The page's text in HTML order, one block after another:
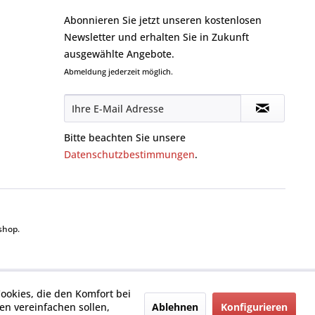
Abonnieren Sie jetzt unseren kostenlosen
Newsletter und erhalten Sie in Zukunft
ausgewählte Angebote.
Abmeldung jederzeit möglich.
Bitte beachten Sie unsere
Datenschutzbestimmungen.
die den Komfort bei
vereinfachen sollen,
Ablehnen Konfigurieren